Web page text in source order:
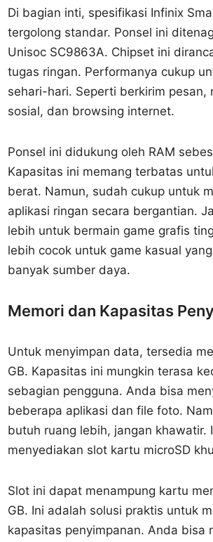
Di bagian inti, spesifikasi Infinix
tergolong standar. Ponsel ini
Unisoc SC9863A. Chipset ini
tugas ringan. Performanya cukup
sehari-hari. Seperti berkirim pesan,
sosial, dan browsing internet.
Ponsel ini didukung oleh RAM
Kapasitas ini memang terbatas
berat. Namun, sudah cukup untuk
aplikasi ringan secara bergantian.
lebih untuk bermain game grafis
lebih cocok untuk game kasual
banyak sumber daya.
Memori dan Kapasitas
Untuk menyimpan data, tersedia
GB. Kapasitas ini mungkin terasa
sebagian pengguna. Anda bisa
beberapa aplikasi dan file foto.
butuh ruang lebih, jangan khawatir.
menyediakan slot kartu microSD
Slot ini dapat menampung kartu
GB. Ini adalah solusi praktis untuk
kapasitas penyimpanan. Anda bisa